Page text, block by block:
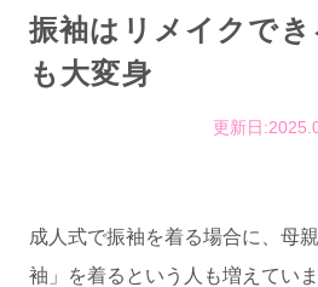
振袖はリメイクで
も大変身
更新日
成人式で振袖を着る場合に、母
袖」を着るという人も増えていま